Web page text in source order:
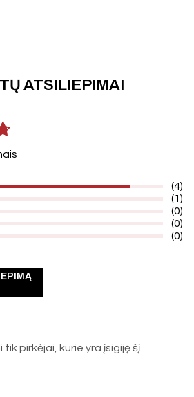
ATSILIEPIMAI
(4)
(1)
(0)
(0)
(0)
pirkėjai, kurie yra įsigiję šį